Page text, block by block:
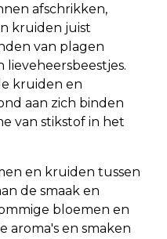
afschrikken,
kruiden juist
van plagen
lieveheersbeestjes.
kruiden en
aan zich binden
van stikstof in het
en kruiden tussen
de smaak en
bloemen en
aroma's en smaken